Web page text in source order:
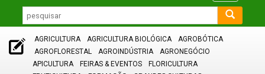
AGRICULTURA AGRICULTURA BIOLÓGICA
AGROBÓTICA
AGROFLORESTAL
AGROINDÚSTRIA
AGRONEGÓCIO
APICULTURA
FEIRAS & EVENTOS
FLORICULTURA